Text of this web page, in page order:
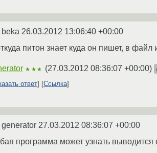
beka 26.03.2012 13:06:40 +00:00
питон знает куда он пишет, в
★★★ (27.03.2012 08:36:07 +00:00)
ответ
Ссылка
generator 27.03.2012 08:36:07 +00:00
программа может узнать